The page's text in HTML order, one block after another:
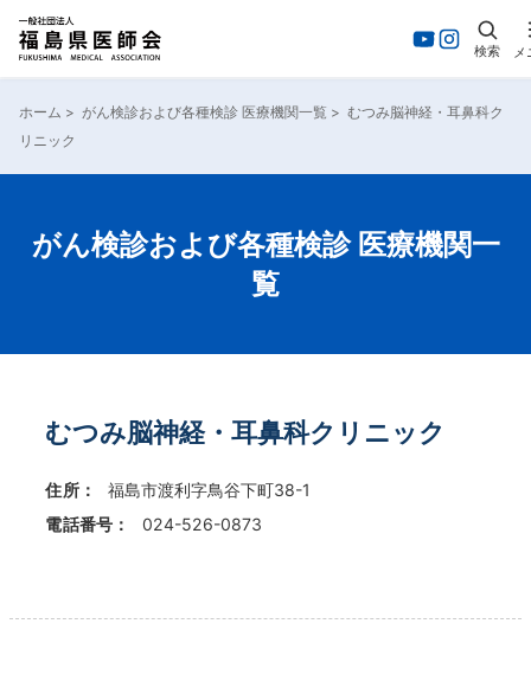
検索 メ
ホーム > がん検診および各種検診 医療機関一覧 > むつみ脳神経・耳鼻科ク
リニック
がん検診および各種検診 医療機関一
覧
むつみ脳神経・耳鼻科クリニック
住所：
福島市渡利字鳥谷下町38-1
電話番号：
024-526-0873